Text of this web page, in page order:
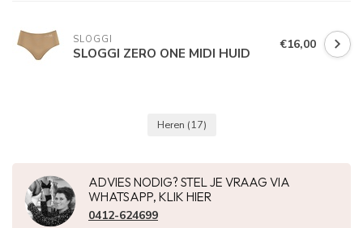
SLOGGI
SLOGGI ZERO ONE MIDI HUID €16,00
Heren (17)
ADVIES NODIG? STEL JE VRAAG VIA
WHATSAPP, KLIK HIER
0412-624699